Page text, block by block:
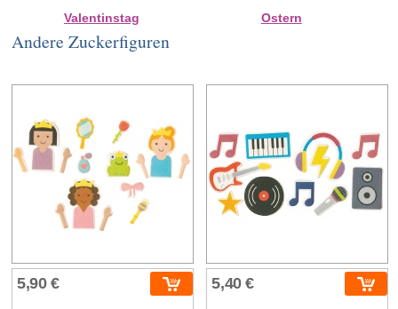
Valentinstag Ostern
Andere Zuckerfiguren
5,90 € 5,40 €